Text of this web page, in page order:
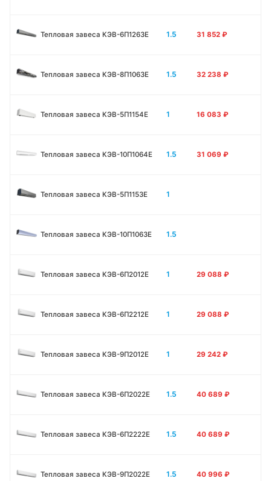
Тепловая завеса КЭВ-6П1263E 1.5 31 852 ₽
Тепловая завеса КЭВ-8П1063E 1.5 32 238 ₽
Тепловая завеса КЭВ-5П1154E 1 16 083 ₽
Тепловая завеса КЭВ-10П1064E 1.5 31 069 ₽
Тепловая завеса КЭВ-5П1153E 1
Тепловая завеса КЭВ-10П1063E 1.5
Тепловая завеса КЭВ-6П2012Е 1 29 088 ₽
Тепловая завеса КЭВ-6П2212Е 1 29 088 ₽
Тепловая завеса КЭВ-9П2012Е 1 29 242 ₽
Тепловая завеса КЭВ-6П2022Е 1.5 40 689 ₽
Тепловая завеса КЭВ-6П2222Е 1.5 40 689 ₽
Тепловая завеса КЭВ-9П2022Е 1.5 40 996 ₽